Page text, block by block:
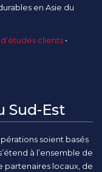
en Asie du
clients •
Sud-Est
soient basés
à l’ensemble de
partenaires locaux, de